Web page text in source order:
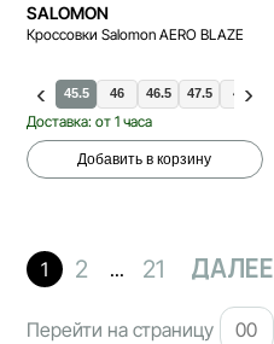
SALOMON
Кроссовки Salomon AERO BLAZE
44.5 45.5 46 46.5 47.5 48
Доставка: от 1 часа
Добавить в корзину
42 42.5 43.5 44
1 2 ... 21 ДАЛЕЕ
Перейти на страницу